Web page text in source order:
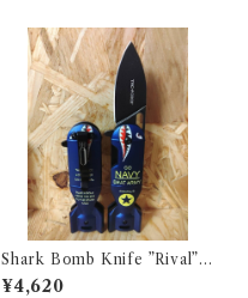
Shark Bomb Knife ”Rival”
NAVY
¥4,620